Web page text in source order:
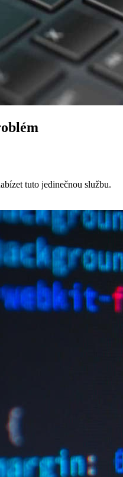
tuto jedinečnou službu.